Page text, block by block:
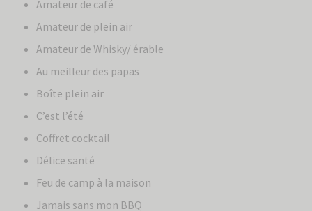
Amateur de café
Amateur de plein air
Amateur de Whisky/ érable
Au meilleur des papas
Boîte plein air
C’est l’été
Coffret cocktail
Délice santé
Feu de camp à la maison
Jamais sans mon BBQ